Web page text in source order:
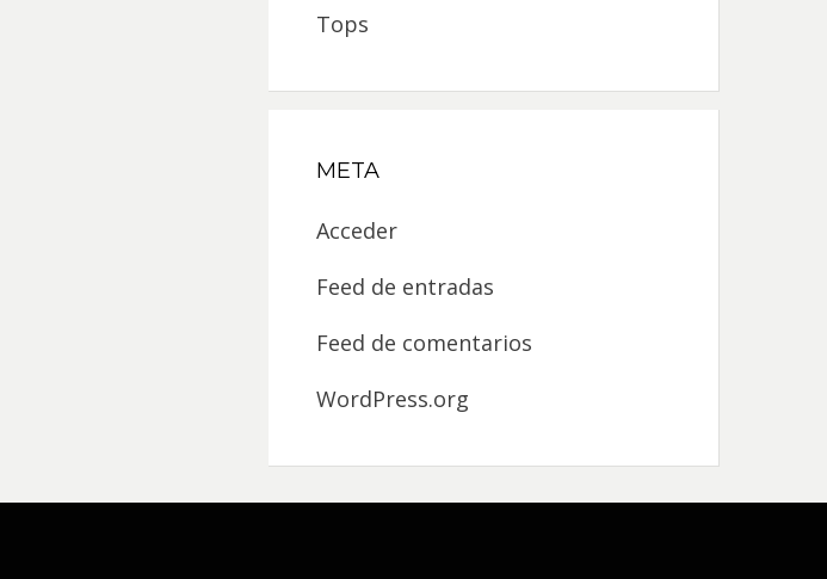
Tops
META
Acceder
Feed de entradas
Feed de comentarios
WordPress.org